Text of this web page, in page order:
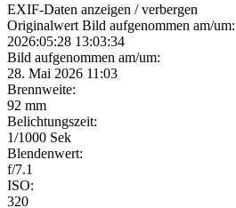
EXIF-Daten anzeigen / verbergen
Originalwert Bild aufgenommen am/um:
2026:05:28 13:03:34
Bild aufgenommen am/um:
28. Mai 2026 11:03
Brennweite:
92 mm
Belichtungszeit:
1/1000 Sek
Blendenwert:
f/7.1
ISO:
320